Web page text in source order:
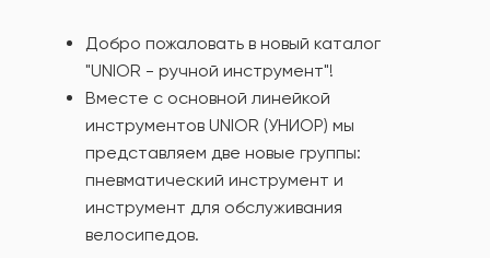
Добро пожаловать в новый каталог
"UNIOR - ручной инструмент"!
Вместе с основной линейкой
инструментов UNIOR (УНИОР) мы
представляем две новые группы:
пневматический инструмент и
инструмент для обслуживания
велосипедов.